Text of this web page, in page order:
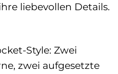
liebevollen Details.
Style: Zwei
zwei aufgesetzte